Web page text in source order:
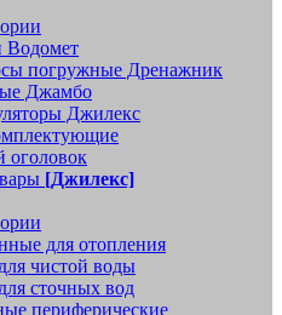
Водомет
погружные Дренажник
Джамбо
Джилекс
[Джилекс]
для отопления
чистой воды
сточных вод
периферические